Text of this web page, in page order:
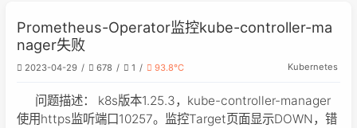
Prometheus-Operator监控kube-controller-ma
nager失败
2023-04-29 678 1 93.8℃ Kubernetes
问题描述： k8s版本1.25.3，kube-controller-manager
使用https监听端口10257。监控Target页面显示DOWN，错